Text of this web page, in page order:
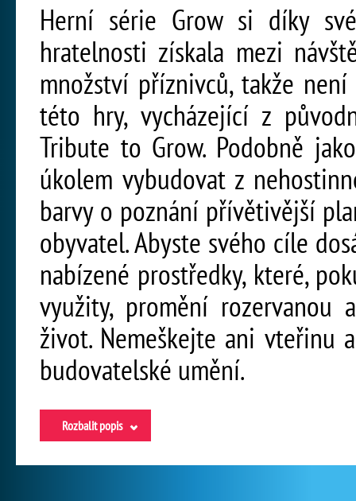
Herní série Grow si díky
hratelnosti získala mezi
množství příznivců, takže
této hry, vycházející z
Tribute to Grow. Podobně
úkolem vybudovat z
barvy o poznání přívětivější
obyvatel. Abyste svého cíle
nabízené prostředky, které,
využity, promění
život. Nemeškejte ani vteřinu
budovatelské umění.
Rozbalit popis